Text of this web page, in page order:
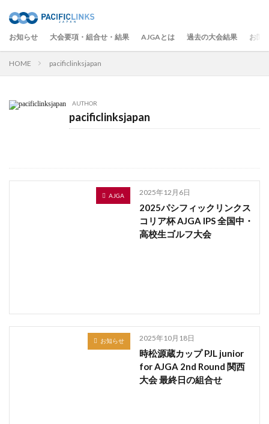
お知らせ 大会要項・組合せ・結果 AJGAとは 過去の大会結果 お問
HOME pacificlinksjapan
AUTHOR
pacificlinksjapan
AJGA 2025年12月6日
2025パシフィックリンクス
コリア杯 AJGA IPS 全国中・
高校生ゴルフ大会
お知らせ 2025年10月18日
時松源蔵カップ PJL junior
for AJGA 2nd Round 関西
大会 最終日の組合せ